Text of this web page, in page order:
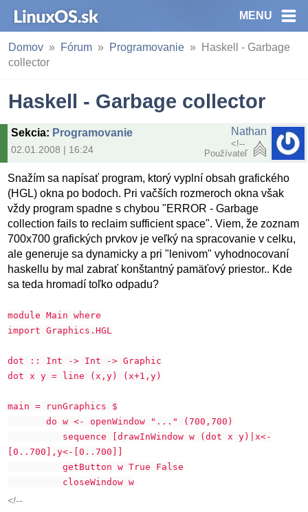
MENU
Domov Fórum Programovanie
Haskell - Garbage
collector
Haskell - Garbage collector
Sekcia: Programovanie
02.01.2008 | 16:24
Nathan
<!--
Používateľ
Snažím sa napísať program, ktorý vyplní obsah grafického
(HGL) okna po bodoch. Pri vačších rozmeroch okna však
vždy program spadne s chybou "ERROR - Garbage
collection fails to reclaim sufficient space". Viem, že zoznam
700x700 grafických prvkov je veľký na spracovanie v celku,
ale generuje sa dynamicky a pri "lenivom" vyhodnocovaní
haskellu by mal zabrať konštantný pamäťový priestor.. Kde
sa teda hromadí toľko odpadu?
module Main where
import Graphics.HGL
dot :: Int -> Int -> Graphic
dot x y = line (x,y) (x+1,y)
main = runGraphics $
do w <- openWindow "..." (700,700)
sequence [drawInWindow w (dot x y)|x<-
[0..700],y<-[0..700]]
getButton w True False
closeWindow w
<!--